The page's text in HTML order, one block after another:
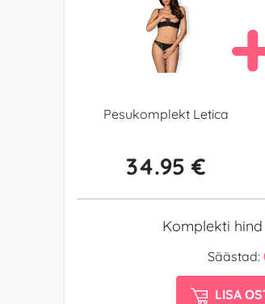
Pesukomplekt Letica
34.95 €
Komplekti hind
Säästad:
LISA